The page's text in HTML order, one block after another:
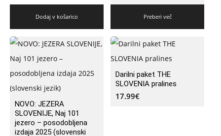
Dodaj v košarico Preberi več
NOVO: JEZERA
SLOVENIJE, Naj 101
jezero – posodobljena
izdaja 2025 (slovenski
Darilni paket THE
SLOVENIA pralines
17.99€